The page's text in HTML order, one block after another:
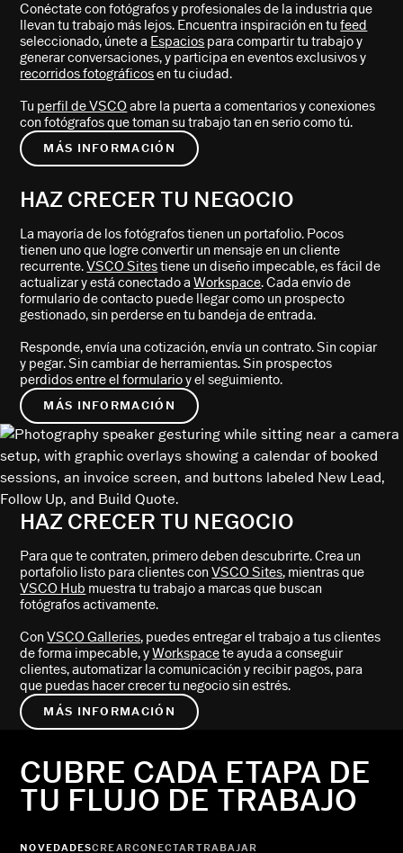
Conéctate con fotógrafos y profesionales de la industria que
llevan tu trabajo más lejos. Encuentra inspiración en tufeed
seleccionado, únete a Espacios para compartir tu trabajo y
generar conversaciones, y participa en eventos exclusivos y
recorridos fotográficosen tu ciudad.
Tu perfil de VSCOabre la puerta a comentarios y conexiones
con fotógrafos que toman su trabajo tan en serio como tú.
MÁS INFORMACIÓN
HAZ CRECER TU NEGOCIO
La mayoría de los fotógrafos tienen un portafolio. Pocos
tienen uno que logre convertir un mensaje en un cliente
recurrente.VSCO Sitestiene un diseño impecable, es fácil de
actualizar y está conectado aWorkspace. Cada envío de
formulario de contacto puede llegar como un prospecto
gestionado, sin perderse en tu bandeja de entrada.
Responde, envía una cotización, envía un contrato. Sin copiar
y pegar. Sin cambiar de herramientas. Sin prospectos
perdidos entre el formulario y el seguimiento.
MÁS INFORMACIÓN
HAZ CRECER TU NEGOCIO
Para que te contraten, primero deben descubrirte. Crea un
portafolio listo para clientes conVSCO Sites, mientras que
VSCO Hub muestra tu trabajo a marcas que buscan
fotógrafos activamente.
ConVSCO Galleries, puedes entregar el trabajo a tus clientes
de forma impecable, yWorkspacete ayuda a conseguir
clientes, automatizar la comunicación y recibir pagos, para
que puedas hacer crecer tu negocio sin estrés.
MÁS INFORMACIÓN
CUBRE CADA ETAPA DE
TU FLUJO DE TRABAJO
NOVEDADESCREARCONECTARTRABAJAR